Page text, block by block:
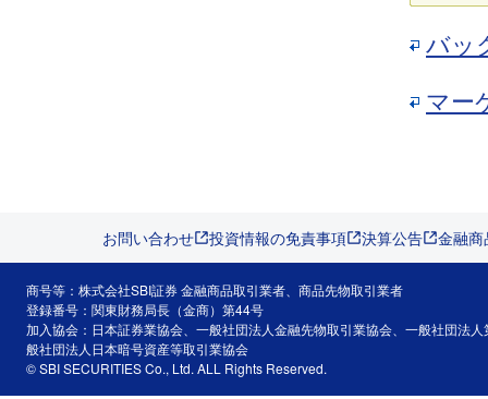
バッ
マー
お問い合わせ 投資情報の免責事項 決算公告 金融
商号等：株式会社SBI証券 金融商品取引業者、商品先物取引業者
登録番号：関東財務局長（金商）第44号
加入協会：日本証券業協会、一般社団法人金融先物取引業協会、一般社団法
般社団法人日本暗号資産等取引業協会
© SBI SECURITIES Co., Ltd. ALL Rights Reserved.